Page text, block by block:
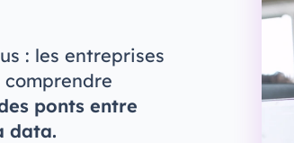
: les entreprises
ponts entre
data.